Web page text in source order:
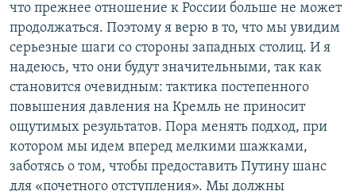
что прежнее отношение к России больше не может
продолжаться. Поэтому я верю в то, что мы увидим
серьезные шаги со стороны западных столиц. И я
надеюсь, что они будут значительными, так как
становится очевидным: тактика постепенного
повышения давления на Кремль не приносит
ощутимых результатов. Пора менять подход, при
котором мы идем вперед мелкими шажками,
заботясь о том, чтобы предоставить Путину шанс
для «почетного отступления». Мы должны